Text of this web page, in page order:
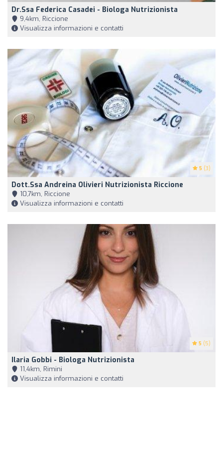
Dr.ssa Federica Casadei - Biologa Nutrizionista
9,4km, Riccione
Visualizza informazioni e contatti
5 (3)
Dott.ssa Andreina Olivieri Nutrizionista Riccione
10,7km, Riccione
Visualizza informazioni e contatti
5 (5)
Ilaria Gobbi - Biologa Nutrizionista
11,4km, Rimini
Visualizza informazioni e contatti